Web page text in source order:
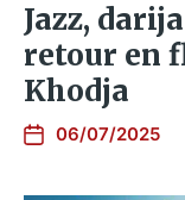
Jazz,
retour en
Khodja
06/07/2025